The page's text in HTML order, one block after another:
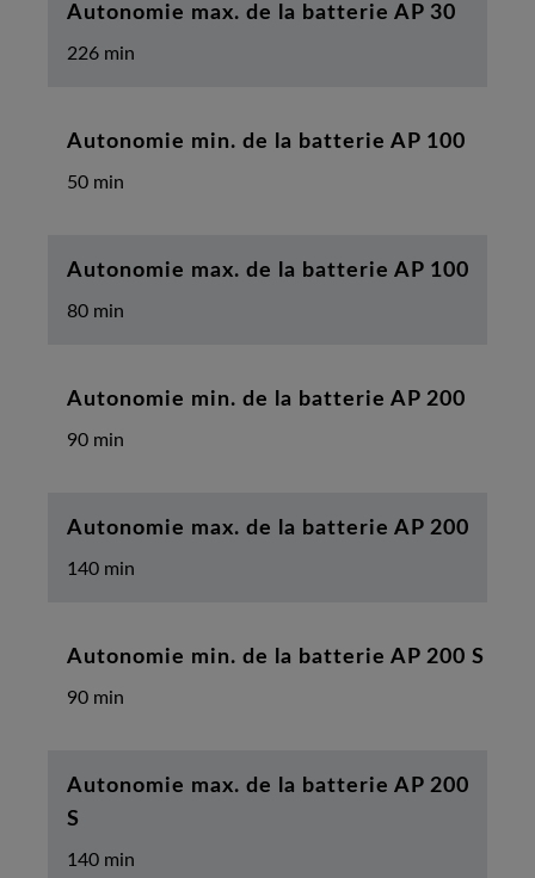
Autonomie max. de la batterie AP 30
226 min
Autonomie min. de la batterie AP 100
50 min
Autonomie max. de la batterie AP 100
80 min
Autonomie min. de la batterie AP 200
90 min
Autonomie max. de la batterie AP 200
140 min
Autonomie min. de la batterie AP 200 S
90 min
Autonomie max. de la batterie AP 200
S
140 min